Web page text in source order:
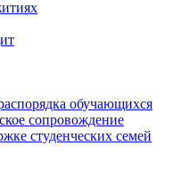
обучающихся
сопровождение
студенческих семей